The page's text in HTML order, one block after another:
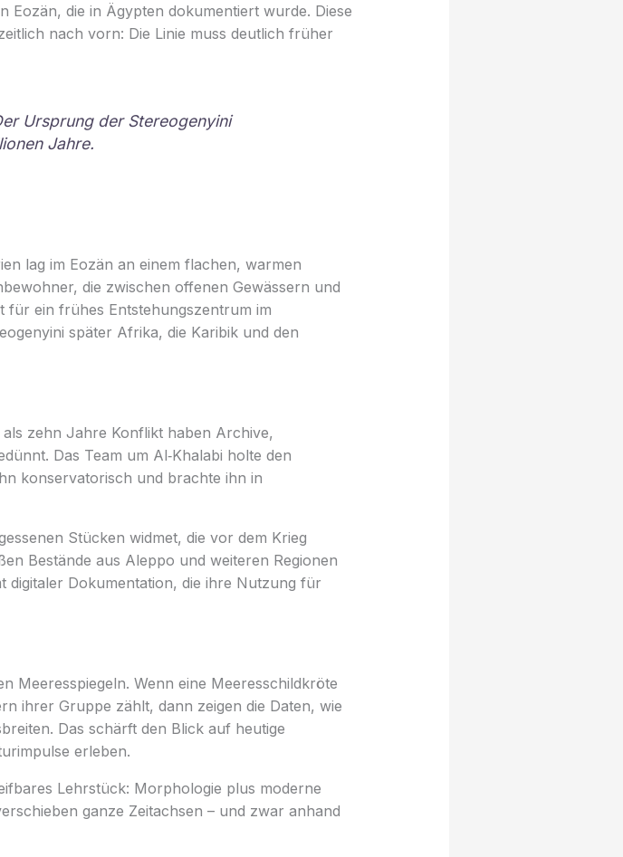
Eozän, die in Ägypten dokumentiert wurde. Diese
nach vorn: Die Linie muss deutlich früher
Ursprung der Stereogenyini
Jahre.
lag im Eozän an einem flachen, warmen
die zwischen offenen Gewässern und
für ein frühes Entstehungszentrum im
später Afrika, die Karibik und den
zehn Jahre Konflikt haben Archive,
Das Team um Al‑Khalabi holte den
konservatorisch und brachte ihn in
Stücken widmet, die vor dem Krieg
Bestände aus Aleppo und weiteren Regionen
digitaler Dokumentation, die ihre Nutzung für
Meeresspiegeln. Wenn eine Meeresschildkröte
ihrer Gruppe zählt, dann zeigen die Daten, wie
Das schärft den Blick auf heutige
erleben.
Lehrstück: Morphologie plus moderne
ganze Zeitachsen – und zwar anhand